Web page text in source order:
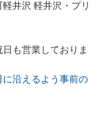
井沢 軽井沢・プリ
も営業しておりま
沿えるよう事前の